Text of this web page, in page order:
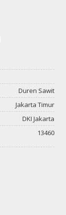
Duren Sawit
Jakarta Timur
DKI Jakarta
13460